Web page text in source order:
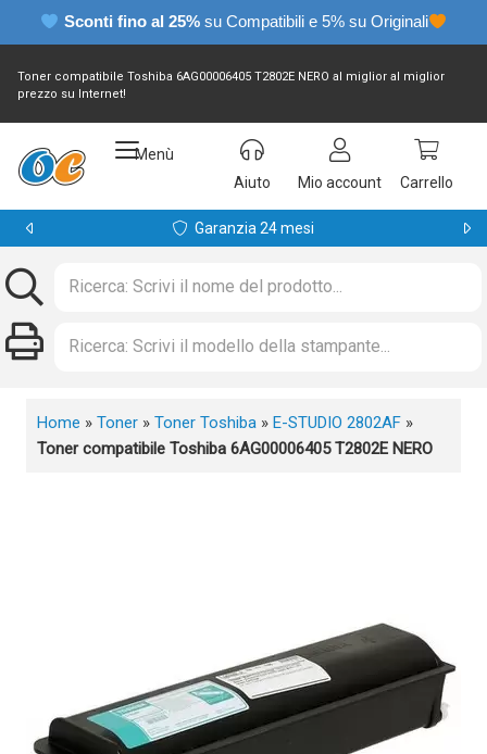
Sconti fino al 25% su Compatibili e 5% su Originali
Toner compatibile Toshiba 6AG00006405 T2802E NERO al miglior al miglior
prezzo su Internet!
Menù
Aiuto
Mio account Carrello
Garanzia 24 mesi
Home » Toner » Toner Toshiba » E-STUDIO 2802AF »
Toner compatibile Toshiba 6AG00006405 T2802E NERO